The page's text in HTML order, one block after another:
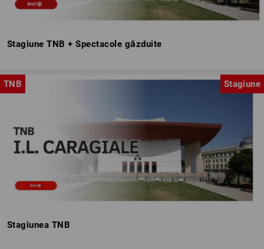
Stagiune TNB + Spectacole găzduite
TNB Stagiune
Stagiunea TNB